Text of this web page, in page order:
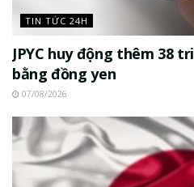
TIN TỨC 24H
JPYC huy động thêm 38
bằng đồng yen
07/08/2026